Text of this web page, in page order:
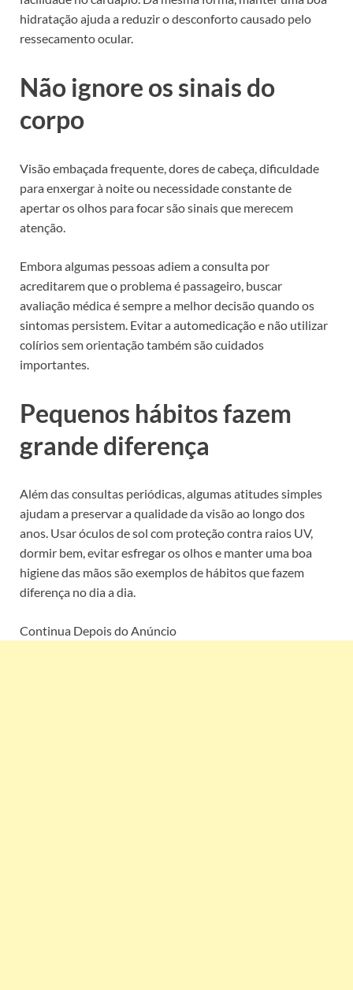
hidratação ajuda a reduzir o desconforto causado pelo
ressecamento ocular.
Não ignore os sinais do
corpo
Visão embaçada frequente, dores de cabeça, dificuldade
para enxergar à noite ou necessidade constante de
apertar os olhos para focar são sinais que merecem
atenção.
Embora algumas pessoas adiem a consulta por
acreditarem que o problema é passageiro, buscar
avaliação médica é sempre a melhor decisão quando os
sintomas persistem. Evitar a automedicação e não utilizar
colírios sem orientação também são cuidados
importantes.
Pequenos hábitos fazem
grande diferença
Além das consultas periódicas, algumas atitudes simples
ajudam a preservar a qualidade da visão ao longo dos
anos. Usar óculos de sol com proteção contra raios UV,
dormir bem, evitar esfregar os olhos e manter uma boa
higiene das mãos são exemplos de hábitos que fazem
diferença no dia a dia.
Continua Depois do Anúncio